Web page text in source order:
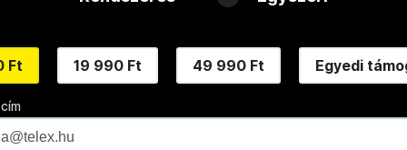
Ft 19 990 Ft 49 990 Ft Egyedi